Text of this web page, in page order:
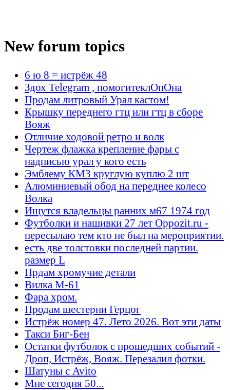
New forum topics
6 ю 8 = истрёж 48
Здох Telegram , помогитеклОпОна
Продам литровый Урал кастом!
Крышку переднего гтц или гтц в сборе
Вояж
Отличие ходовой ретро и волк
Чертеж флажка крепление фары с
надписью урал у кого есть
Эмблему КМЗ круглую куплю 2 шт
Алюминиевый обод на переднее колесо
Волка
Ищутся владельцы ранних м67 1974 год
Футболки и нашивки 27 лет Oppozit.ru -
пересылаю тем кто не был на мероприятии.
есть две толстовки последней партии.
размер L
Прдам хромучие детали
Вилка М-61
Фара хром.
Продам шестерни Герцог
Истрёж номер 47. Лето 2026. Вот эти даты
Такси Биг-Бен
Остатки футболок с прошедших событий -
Дроп, Истрёж, Вояж. Перезалил фотки.
Шатуны с Avito
Мне сегодня 50...